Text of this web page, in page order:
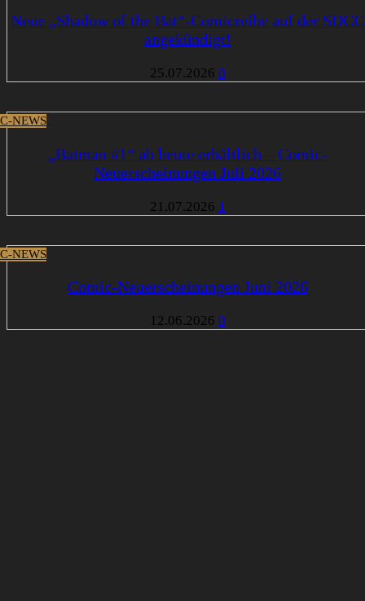
Neue „Shadow of the Bat“-Comicreihe auf der SDCC
angekündigt!
25.07.2026 0
NEWS
„Batman #1“ ab heute erhältlich – Comic-
Neuerscheinungen Juli 2026
21.07.2026 1
NEWS
Comic-Neuerscheinungen Juni 2026
12.06.2026 0